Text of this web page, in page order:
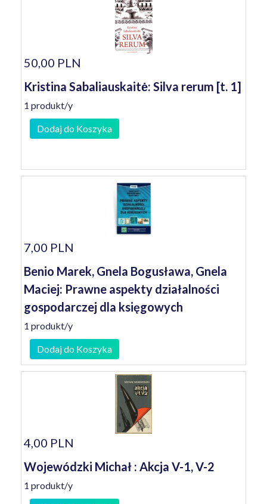
50,00 PLN
Kristina Sabaliauskaitė: Silva rerum [t. 1]
1 produkt/y
Dodaj do Koszyka
7,00 PLN
Benio Marek, Gnela Bogusława, Gnela
Maciej: Prawne aspekty działalności
gospodarczej dla księgowych
1 produkt/y
Dodaj do Koszyka
4,00 PLN
Wojewódzki Michał : Akcja V-1, V-2
1 produkt/y